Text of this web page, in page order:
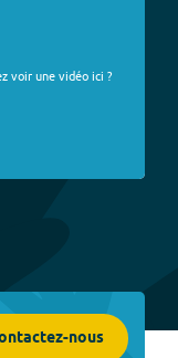
voir une vidéo ici ?
nous